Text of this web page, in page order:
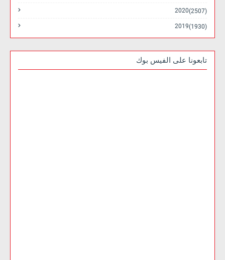
2020 (2507)
2019 (1930)
تابعونا على الفيس بوك